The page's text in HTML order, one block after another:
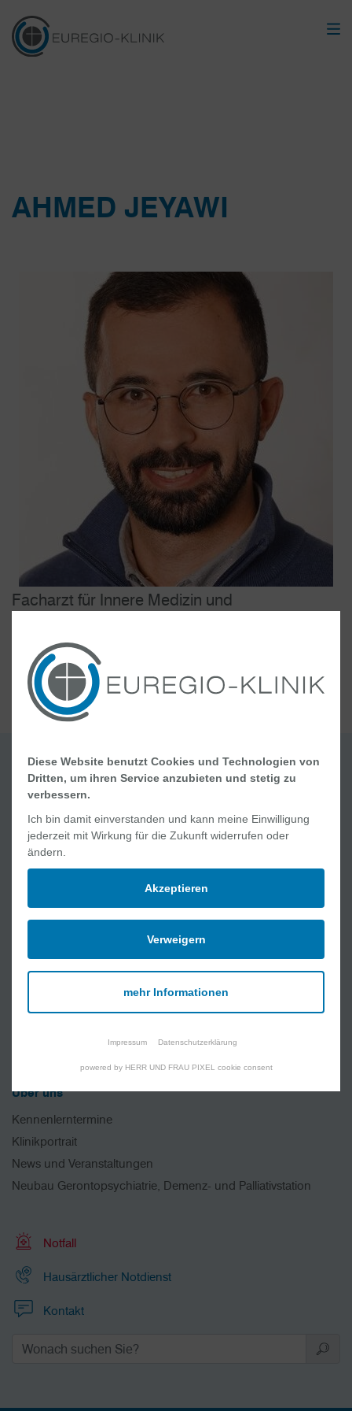
AHMED JEYAWI
Facharzt für Innere Medizin und
Quick Links
Jobs und Karriere
Ablauf Ihres Aufenthaltes
Geburt und Wochenbett
Interdisziplinäre Zentren
MVZ und Praxen
Über uns
Kennenlerntermine
Klinikportrait
News und Veranstaltungen
Neubau Gerontopsychiatrie, Demenz- und Palliativstation
Notfall
Hausärztlicher Notdienst
Kontakt
Diese Website benutzt Cookies und Technologien von
Dritten, um ihren Service anzubieten und stetig zu
verbessern.
Ich bin damit einverstanden und kann meine Einwilligung
jederzeit mit Wirkung für die Zukunft widerrufen oder
ändern.
Akzeptieren
Verweigern
mehr Informationen
Impressum Datenschutzerklärung
powered by HERR UND FRAU PIXEL cookie consent